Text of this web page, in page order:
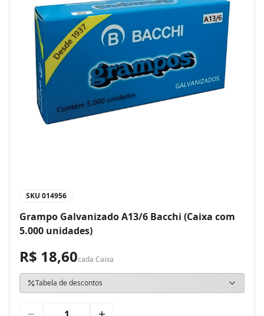
SKU 014956
Grampo Galvanizado A13/6 Bacchi (Caixa com
5.000 unidades)
R$ 18,60cada Caixa
Tabela de descontos